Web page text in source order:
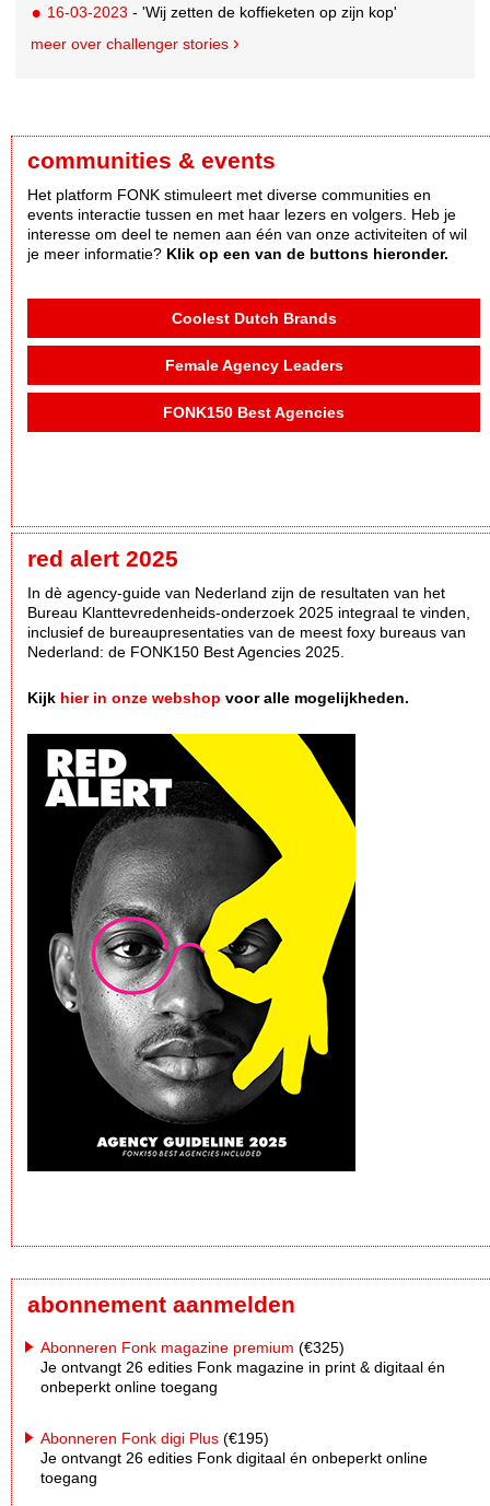
16-03-2023 - 'Wij zetten de koffieketen op zijn kop'
meer over challenger stories
communities & events
Het platform FONK stimuleert met diverse communities en
events interactie tussen en met haar lezers en volgers. Heb je
interesse om deel te nemen aan één van onze activiteiten of wil
je meer informatie? Klik op een van de buttons hieronder.
Coolest Dutch Brands
Female Agency Leaders
FONK150 Best Agencies
red alert 2025
In dè agency-guide van Nederland zijn de resultaten van het
Bureau Klanttevredenheids-onderzoek 2025 integraal te vinden,
inclusief de bureaupresentaties van de meest foxy bureaus van
Nederland: de FONK150 Best Agencies 2025.
Kijk hier in onze webshop voor alle mogelijkheden.
abonnement aanmelden
Abonneren Fonk magazine premium (€325)
Je ontvangt 26 edities Fonk magazine in print & digitaal én
onbeperkt online toegang
Abonneren Fonk digi Plus (€195)
Je ontvangt 26 edities Fonk digitaal én onbeperkt online
toegang